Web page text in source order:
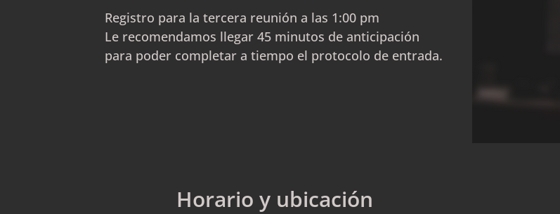
Registro para la tercera reunión a las 1:00 pm
Le recomendamos llegar 45 minutos de anticipación
para poder completar a tiempo el protocolo de entrada.
Horario y ubicación